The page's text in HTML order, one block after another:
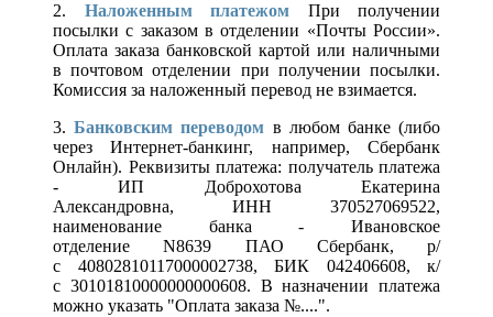
2. Наложенным платежом При получении
посылки с заказом в отделении «Почты России».
Оплата заказа банковской картой или наличными
в почтовом отделении при получении посылки.
Комиссия за наложенный перевод не взимается.
3.Банковским переводом в любом банке (либо
через Интернет-банкинг, например, Сбербанк
Онлайн). Реквизиты платежа: получатель платежа
- ИП Доброхотова Екатерина
Александровна, ИНН 370527069522,
наименование банка - Ивановское
отделение N8639 ПАО Сбербанк, р/
с 40802810117000002738, БИК 042406608, к/
с 30101810000000000608. В назначении платежа
можно указать "Оплата заказа №....".